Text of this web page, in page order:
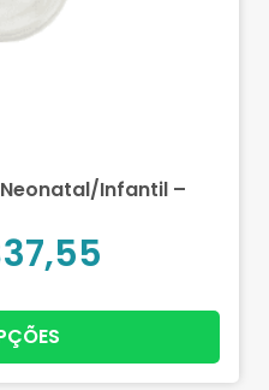
Infantil –
37,55